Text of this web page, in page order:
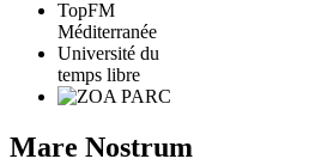
TopFM
Méditerranée
Université du
temps libre
Mare Nostrum